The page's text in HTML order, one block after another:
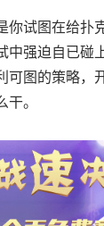
你试图在给扑
中强迫自已碰
可图的策略，
。